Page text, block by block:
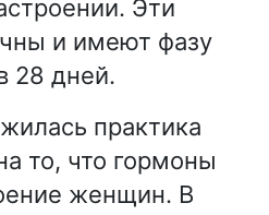
Эти
и имеют фазу
28 дней.
практика
то, что гормоны
женщин. В